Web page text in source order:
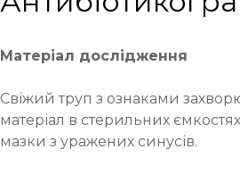
Матеріал дослідження
Свіжий труп з ознаками
матеріал в стерильних
мазки з уражених синусів.